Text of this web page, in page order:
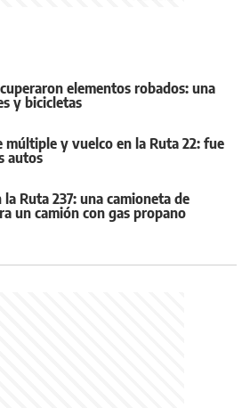
elementos robados: una
y bicicletas
múltiple y vuelco en la Ruta 22: fue
autos
Ruta 237: una camioneta de
un camión con gas propano